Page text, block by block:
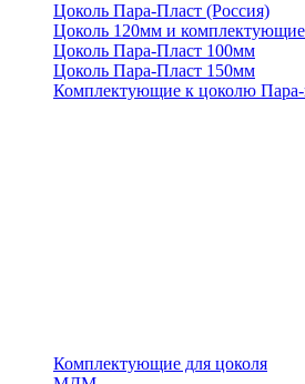
Цоколь Пара-Пласт (Россия)
Цоколь 120мм и
Цоколь Пара-Пласт 100мм
Цоколь Пара-Пласт 150мм
Комплектующие к цоколю Пара-
Комплектующие для цоколя